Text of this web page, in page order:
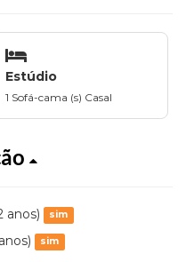
Estúdio
1 Sofá-cama (s) Casal
anos) sim
sim